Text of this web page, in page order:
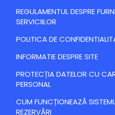
REGULAMENTUL DESPRE
SERVICIILOR
POLITICA DE
INFORMATIE DESPRE SITE
PROTECȚIA DATELOR CU
PERSONAL
CUM FUNCȚIONEAZĂ
REZERVĂRI